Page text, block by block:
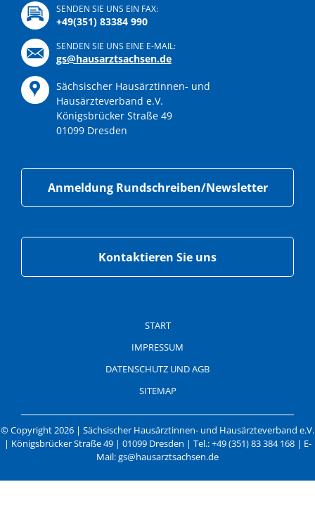
SENDEN SIE UNS EIN FAX:
+49(351) 83384 990
SENDEN SIE UNS EINE E-MAIL:
gs@hausarztsachsen.de
Sächsischer Hausärztinnen- und
Hausärzteverband e.V.
Königsbrücker Straße 49
01099 Dresden
Anmeldung Rundschreiben/Newsletter
Kontaktieren Sie uns
START
IMPRESSUM
DATENSCHUTZ UND AGB
SITEMAP
© Copyright 2026 | Sächsischer Hausärztinnen- und Hausärzteverband e.V.
| Königsbrücker Straße 49 | 01099 Dresden | Tel.: +49 (351) 83 384 168 | E-
Mail: gs@hausarztsachsen.de